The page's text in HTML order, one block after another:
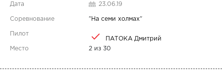
23.06.19
"На семи холмах"
ПАТОКА Дмитрий
2 из 30